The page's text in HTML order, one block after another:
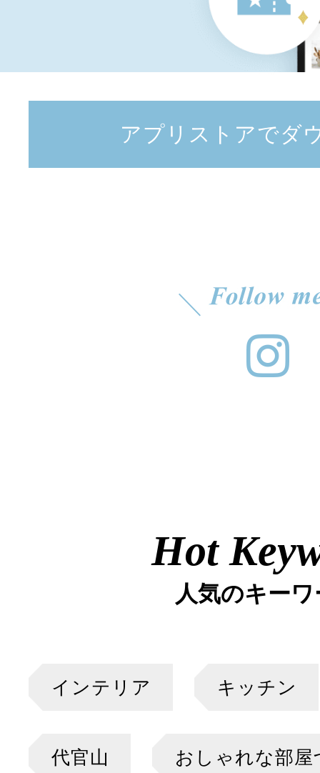
アプリストアでダ
Hot
人気のキー
インテリア キッチン
代官山 おしゃれな部屋